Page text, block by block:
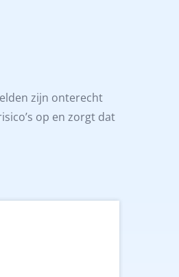
zijn onterecht
op en zorgt dat